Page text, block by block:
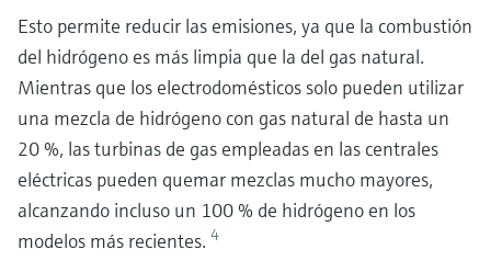
Esto permite reducir las emisiones, ya que la combustión
del hidrógeno es más limpia que la del gas natural.
Mientras que los electrodomésticos solo pueden utilizar
una mezcla de hidrógeno con gas natural de hasta un
20 %, las turbinas de gas empleadas en las centrales
eléctricas pueden quemar mezclas mucho mayores,
alcanzando incluso un 100 % de hidrógeno en los
modelos más recientes. 4